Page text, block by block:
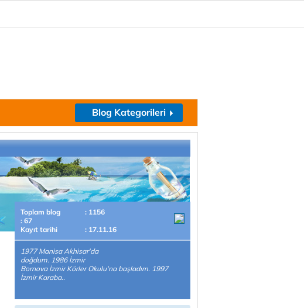
Blog Kategorileri
Toplam blog
: 1156
: 67
Kayıt tarihi
: 17.11.16
1977 Manisa Akhisar'da
doğdum. 1986 İzmir
Bornova İzmir Körler Okulu'na başladım. 1997
İzmir Karaba..